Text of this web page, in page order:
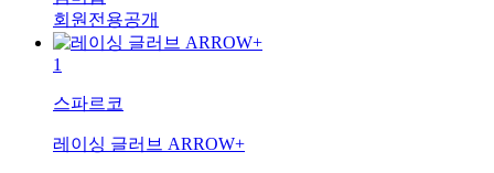
회원전용공개
1
스파르코
레이싱 글러브 ARROW+